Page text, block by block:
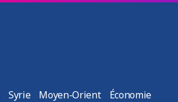
Syrie Moyen-Orient Économie